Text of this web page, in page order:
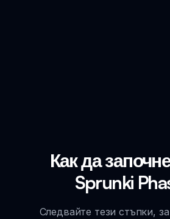
Как да
Sprunki
Следвайте тези стъпки,